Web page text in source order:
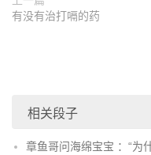
有没有治打嗝的药
相关段子
章鱼哥问海绵宝宝 ：“为